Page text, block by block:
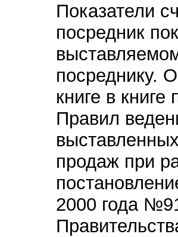
Показатели
посредник
посреднику.
книге в
Правил
продаж при
2000 года